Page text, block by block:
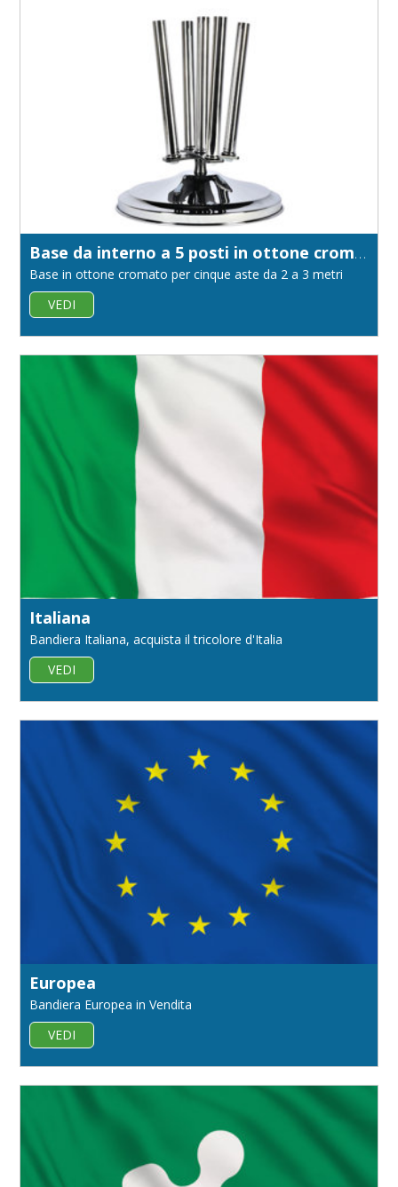
Base da interno a 5 posti in ottone cromato
Base in ottone cromato per cinque aste da 2 a 3 metri
VEDI
Italiana
Bandiera Italiana, acquista il tricolore d'Italia
VEDI
Europea
Bandiera Europea in Vendita
VEDI